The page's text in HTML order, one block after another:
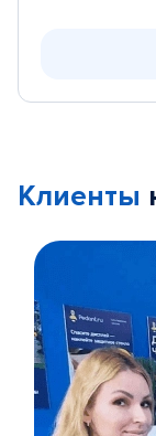
Клиенты